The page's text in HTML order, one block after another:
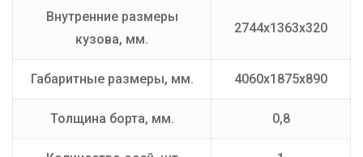
Внутренние размеры
кузова, мм.
2744х1363х320
Габаритные размеры, мм. 4060х1875х890
Толщина борта, мм. 0,8